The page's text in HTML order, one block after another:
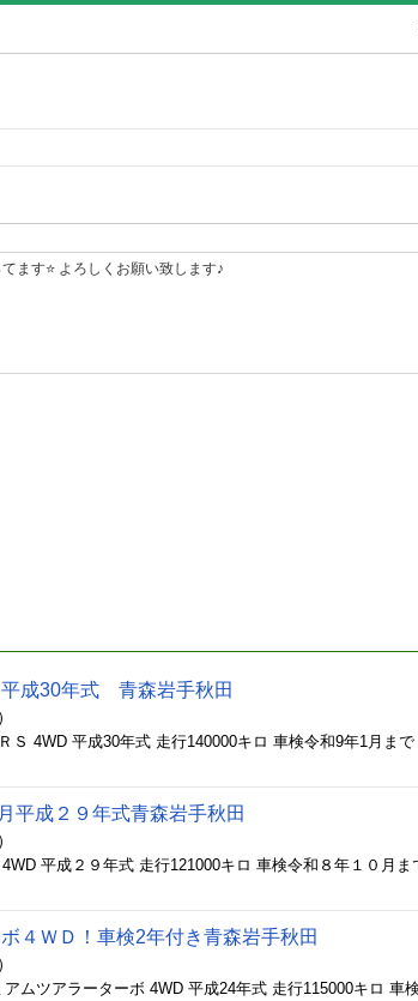
ます⭐ よろしくお願い致します♪
成30年式 青森岩手秋田
平成２９年式青森岩手秋田
４ＷＤ！車検2年付き青森岩手秋田